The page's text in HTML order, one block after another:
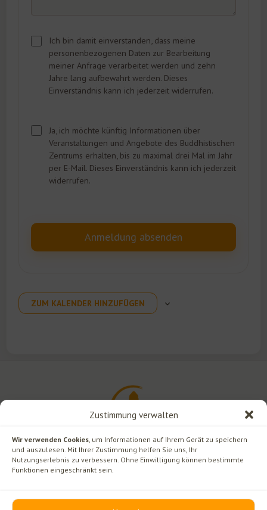
Zustimmung verwalten
Wir verwenden Cookies, um Informationen auf Ihrem Gerät zu speichern
und auszulesen. Mit Ihrer Zustimmung helfen Sie uns, Ihr
Nutzungserlebnis zu verbessern. Ohne Einwilligung können bestimmte
Funktionen eingeschränkt sein.
Ich bin damit einverstanden, dass meine
personenbezogenen Daten zur Bearbeitung
meiner Anfrage verarbeitet werden und zehn
Jahre lang aufbewahrt werden. Dieses
Einverständnis kann ich jederzeit widerrufen.
Ja, ich möchte künftig Informationen über
Veranstaltungen und Angebote des Buddhistischen
Zentrums erhalten, bis zu maximal drei Mal im Jahr
per E-Mail. Dieses Einverständnis kann ich jederzeit
widerrufen.
ZUM KALENDER HINZUFÜGEN